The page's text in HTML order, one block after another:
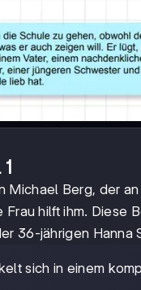
Michael Berg, der
hilft ihm. Diese
36-jährigen Hanna
sich in einem